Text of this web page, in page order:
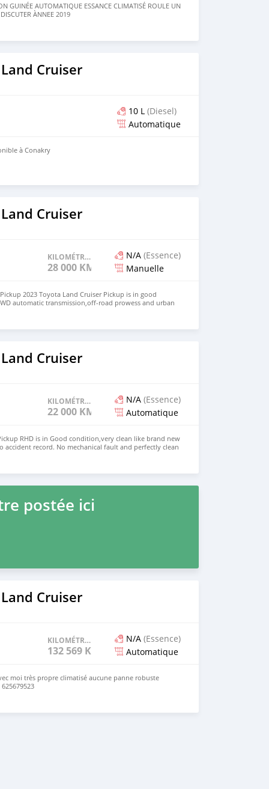
GUINÉE AUTOMATIQUE ESSANCE CLIMATISÉ ROULE UN
ÀNNEE 2019
Cruiser
10 L (Diesel)
Automatique
à Conakry
Cruiser
KILOMÉTRAGE
28 000 KM
N/A (Essence)
Manuelle
2023 Toyota Land Cruiser Pickup is in good
automatic transmission,off-road prowess and urban
vehicle. We have both RHD and LHD. Price: $ 5,000
Cruiser
KILOMÉTRAGE
22 000 KM
N/A (Essence)
Automatique
RHD is in Good condition,very clean like brand new
accident record. No mechanical fault and perfectly clean
EMAIL: michealsanthy@gmail.com
postée ici
Cruiser
KILOMÉTRAGE
132 569 KM
N/A (Essence)
Automatique
moi très propre climatisé aucune panne robuste